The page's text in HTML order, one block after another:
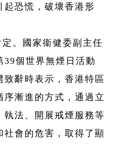
起恐慌，破壞香港形
。國家衞健委副主任
個世界無煙日活動
致辭時表示，香港特區
漸進的方式，通過立
法、開展戒煙服務等
會的危害，取得了顯